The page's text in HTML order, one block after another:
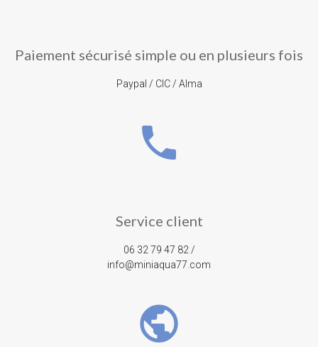
Paiement sécurisé simple ou en plusieurs fois
Paypal / CIC / Alma
phone
Service client
06 32 79 47 82 /
info@miniaqua77.com
public